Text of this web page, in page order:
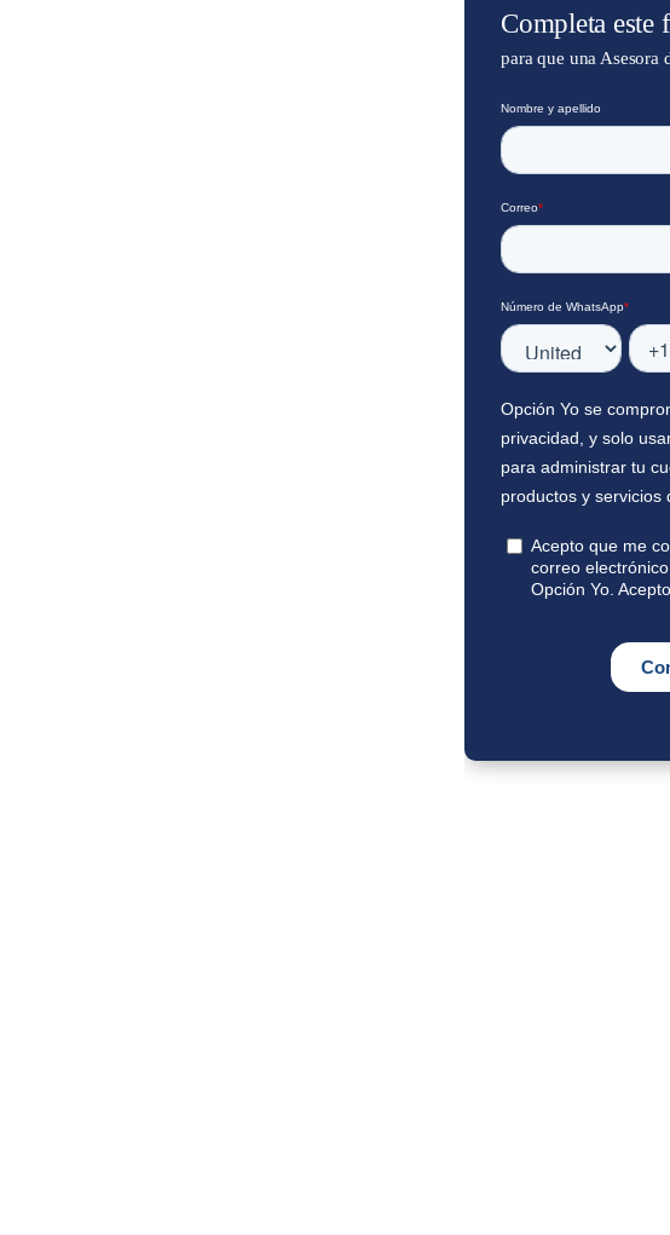
Completa este
para que una Asesora